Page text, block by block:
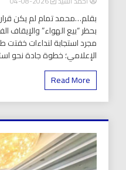
بقلم…محمد تمام لم يكن قرار
بحظر “بيع الهواء” والإيقاف
مجرد استجابة لنداءات خفتت
الإعلامي؛ خطوة جادة نحو
Read More